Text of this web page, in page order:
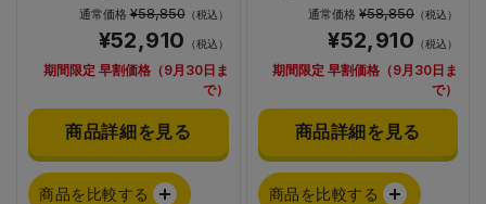
通常価格¥58,850（税込）
¥52,910 （税込）
期間限定 早割価格（9月30日ま
で）
商品詳細を見る
商品を比較する
通常価格 ¥58,850 （税込）
¥52,910 （税込）
期間限定 早割価格（9月30日ま
で）
商品詳細を見る
商品を比較する